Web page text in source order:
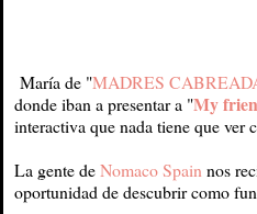
María de "MADRES
donde iban a presentar a "My
interactiva que nada tiene que ver
La gente deNomaco Spain nos
oportunidad de descubrir como